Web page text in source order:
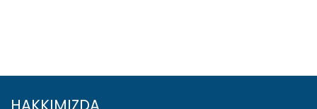
HAKKIMIZDA